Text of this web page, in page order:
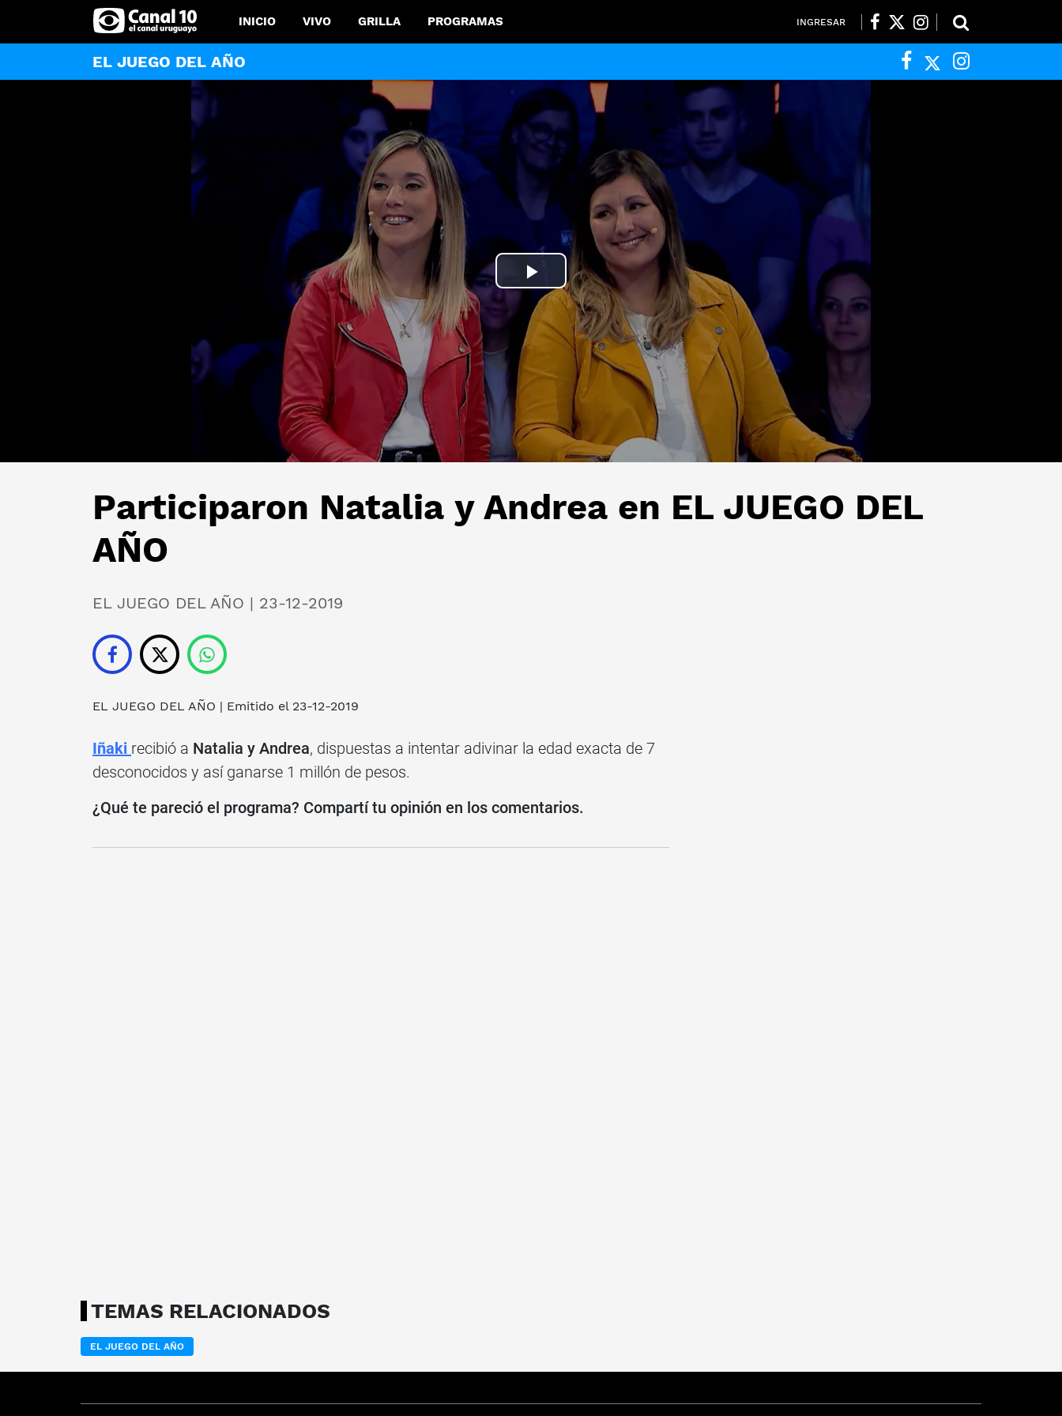
INICIO VIVO GRILLA PROGRAMAS INGRESAR
EL JUEGO DEL AÑO
Play
Video
Participaron Natalia y Andrea en EL JUEGO DEL
AÑO
EL JUEGO DEL AÑO | 23-12-2019
EL JUEGO DEL AÑO | Emitido el 23-12-2019
Iñaki recibió a Natalia y Andrea, dispuestas a intentar adivinar la edad exacta de 7
desconocidos y así ganarse 1 millón de pesos.
¿Qué te pareció el programa? Compartí tu opinión en los comentarios.
TEMAS RELACIONADOS
EL JUEGO DEL AÑO